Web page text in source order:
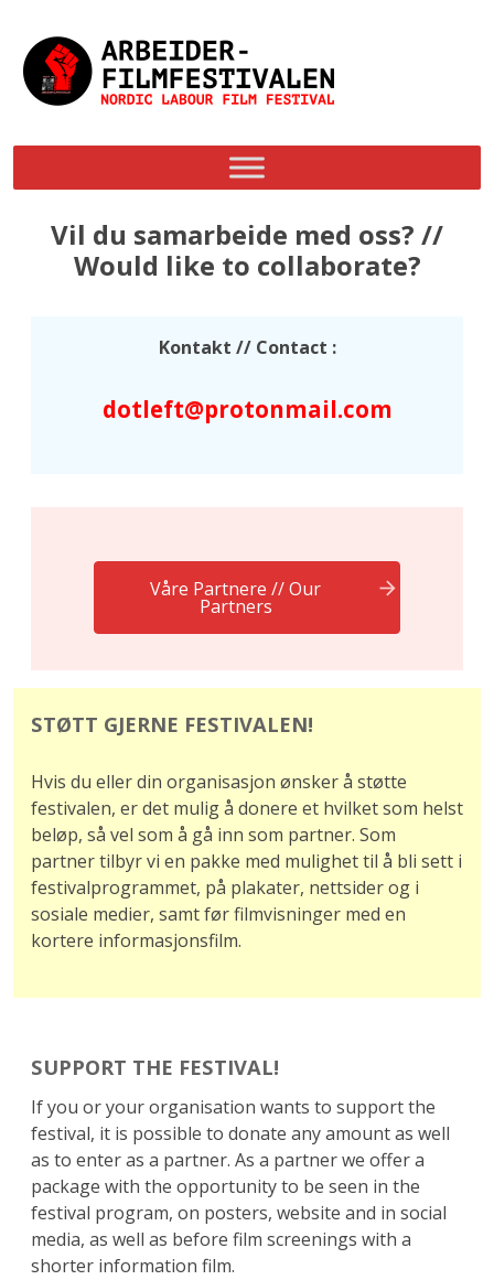
Skip
to
content
Vil du samarbeide med oss? //
Would like to collaborate?
Kontakt // Contact :
dotleft@protonmail.com
Våre Partnere // Our
Partners
STØTT GJERNE FESTIVALEN!
Hvis du eller din organisasjon ønsker å støtte
festivalen, er det mulig å donere et hvilket som helst
beløp, så vel som å gå inn som partner. Som
partner tilbyr vi en pakke med mulighet til å bli sett i
festivalprogrammet, på plakater, nettsider og i
sosiale medier, samt før filmvisninger med en
kortere informasjonsfilm.
SUPPORT THE FESTIVAL!
If you or your organisation wants to support the
festival, it is possible to donate any amount as well
as to enter as a partner. As a partner we offer a
package with the opportunity to be seen in the
festival program, on posters, website and in social
media, as well as before film screenings with a
shorter information film.